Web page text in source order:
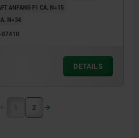
ANFANG F1 CA. N=15
N=34
DETAILS
1 2